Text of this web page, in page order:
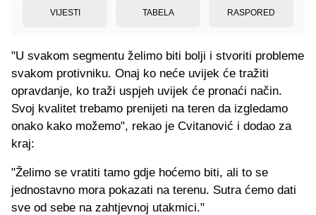
VIJESTI TABELA RASPORED
"U svakom segmentu želimo biti bolji i stvoriti probleme
svakom protivniku. Onaj ko neće uvijek će tražiti
opravdanje, ko traži uspjeh uvijek će pronaći način.
Svoj kvalitet trebamo prenijeti na teren da izgledamo
onako kako možemo", rekao je Cvitanović i dodao za
kraj:
"Želimo se vratiti tamo gdje hoćemo biti, ali to se
jednostavno mora pokazati na terenu. Sutra ćemo dati
sve od sebe na zahtjevnoj utakmici."